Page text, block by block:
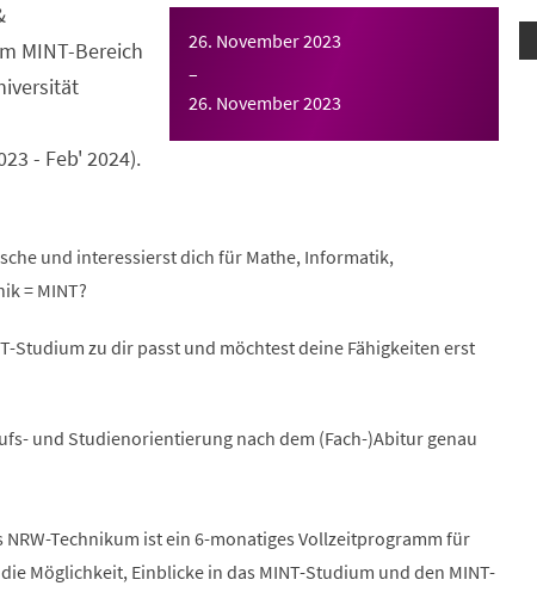
26. November 2023
–
26. November 2023
MINT-Bereich
- Feb' 2024).
und interessierst dich für Mathe, Informatik,
= MINT?
Studium zu dir passt und möchtest deine Fähigkeiten erst
und Studienorientierung nach dem (Fach-)Abitur genau
NRW-Technikum ist ein 6-monatiges Vollzeitprogramm für
Möglichkeit, Einblicke in das MINT-Studium und den MINT-